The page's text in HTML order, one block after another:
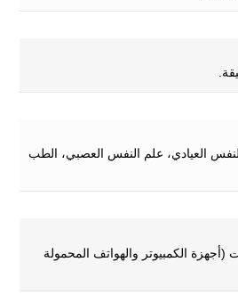
العيادي، علم النفس العصبي، الطب
(أجهزة الكمبيوتر والهواتف المحمولة